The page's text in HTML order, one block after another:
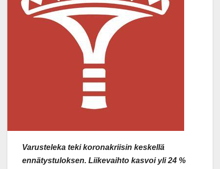
Varusteleka teki koronakriisin keskellä
ennätystuloksen. Liikevaihto kasvoi yli 24 %